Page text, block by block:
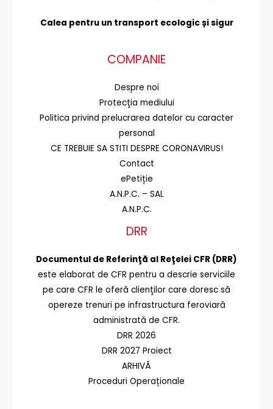
Calea pentru un transport ecologic și sigur
COMPANIE
Despre noi
Protecţia mediului
Politica privind prelucrarea datelor cu caracter
personal
CE TREBUIE SA STITI DESPRE CORONAVIRUS!
Contact
ePetiție
A.N.P.C. – SAL
A.N.P.C.
DRR
Documentul de Referinţă al Reţelei CFR (DRR)
este elaborat de CFR pentru a descrie serviciile
pe care CFR le oferă clienţilor care doresc să
opereze trenuri pe infrastructura feroviară
administrată de CFR.
DRR 2026
DRR 2027 Proiect
ARHIVĂ
Proceduri Operaționale